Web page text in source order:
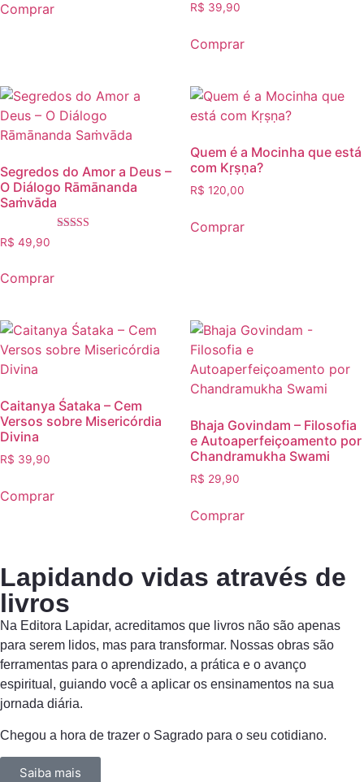
Comprar R$ 39,90
Comprar
Segredos do Amor a Deus –
O Diálogo Rāmānanda
Saṁvāda
R$ 49,90
Comprar
Quem é a Mocinha que está
com Kṛṣṇa?
R$ 120,00
Comprar
Caitanya Śataka – Cem
Versos sobre Misericórdia
Divina
R$ 39,90
Comprar
Bhaja Govindam – Filosofia
e Autoaperfeiçoamento por
Chandramukha Swami
R$ 29,90
Comprar
Lapidando vidas através de
livros
Na Editora Lapidar, acreditamos que livros não são apenas
para serem lidos, mas para transformar. Nossas obras são
ferramentas para o aprendizado, a prática e o avanço
espiritual, guiando você a aplicar os ensinamentos na sua
jornada diária.
Chegou a hora de trazer o Sagrado para o seu cotidiano.
Saiba mais